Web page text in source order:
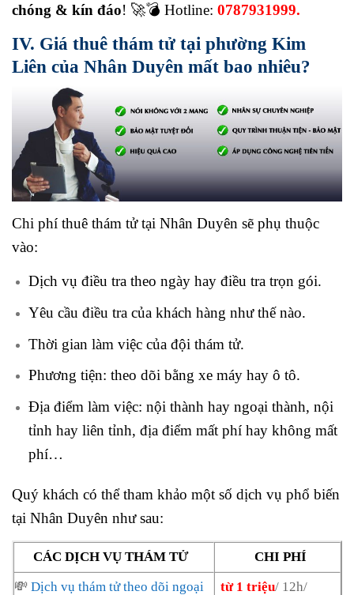
chóng & kín đáo! 🚀💣 Hotline: 0787931999.
IV. Giá thuê thám tử tại phường Kim
Liên của Nhân Duyên mất bao nhiêu?
Chi phí thuê thám tử tại Nhân Duyên sẽ phụ thuộc
vào:
Dịch vụ điều tra theo ngày hay điều tra trọn gói.
Yêu cầu điều tra của khách hàng như thế nào.
Thời gian làm việc của đội thám tử.
Phương tiện: theo dõi bằng xe máy hay ô tô.
Địa điểm làm việc: nội thành hay ngoại thành, nội
tỉnh hay liên tỉnh, địa điểm mất phí hay không mất
phí…
Quý khách có thể tham khảo một số dịch vụ phổ biến
tại Nhân Duyên như sau:
CÁC DỊCH VỤ THÁM TỬ
CHI PHÍ
💸 Dịch vụ thám tử theo dõi ngoại
từ 1 triệu/ 12h/